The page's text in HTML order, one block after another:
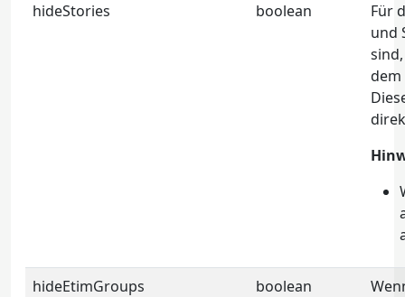
hideStories boolean
Für
und
hideEtimGroups boolean